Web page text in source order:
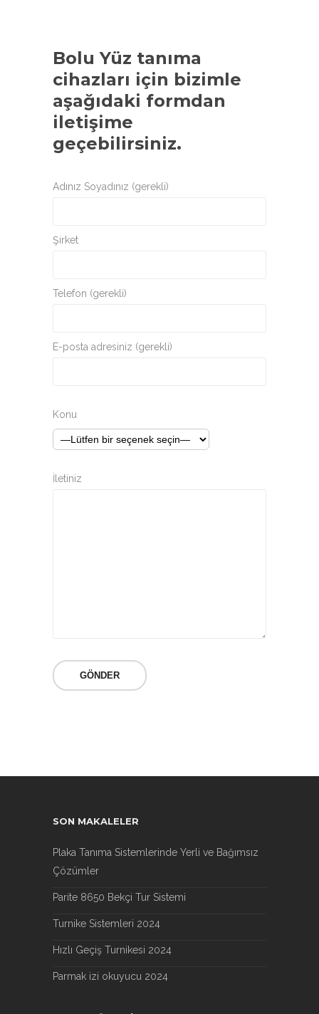
Bolu Yüz tanıma
cihazları için bizimle
aşağıdaki formdan
iletişime
geçebilirsiniz.
Adınız Soyadınız (gerekli)
Şirket
Telefon (gerekli)
E-posta adresiniz (gerekli)
Konu
İletiniz
SON MAKALELER
Plaka Tanıma Sistemlerinde Yerli ve Bağımsız
Çözümler
Parite 8650 Bekçi Tur Sistemi
Turnike Sistemleri 2024
Hızlı Geçiş Turnikesi 2024
Parmak izi okuyucu 2024